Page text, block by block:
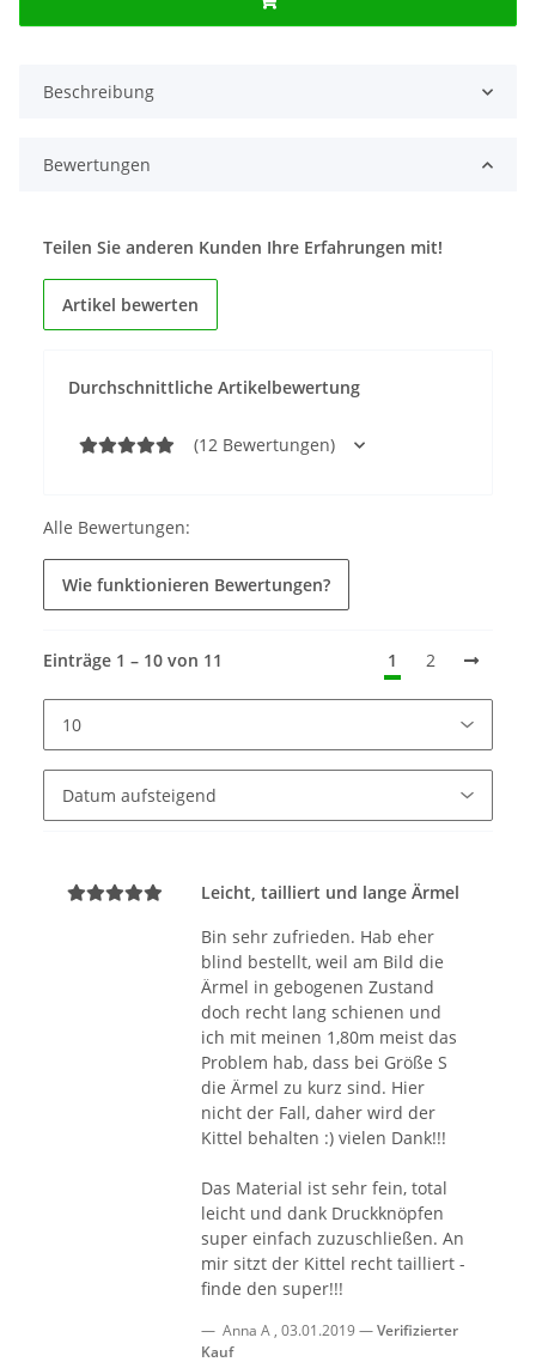
Beschreibung
Bewertungen
Durchschnittliche Artikelbewertung
(12 Bewertungen)
Teilen Sie anderen Kunden Ihre Erfahrungen mit!
Artikel bewerten
Alle Bewertungen:
Wie funktionieren Bewertungen?
Einträge 1 – 10 von 11 1 2
Leicht, tailliert und lange Ärmel
Bin sehr zufrieden. Hab eher
blind bestellt, weil am Bild die
Ärmel in gebogenen Zustand
doch recht lang schienen und
ich mit meinen 1,80m meist das
Problem hab, dass bei Größe S
die Ärmel zu kurz sind. Hier
nicht der Fall, daher wird der
Kittel behalten :) vielen Dank!!!
Das Material ist sehr fein, total
leicht und dank Druckknöpfen
super einfach zuzuschließen. An
mir sitzt der Kittel recht tailliert -
finde den super!!!
Anna A , 03.01.2019
Verifizierter
Kauf